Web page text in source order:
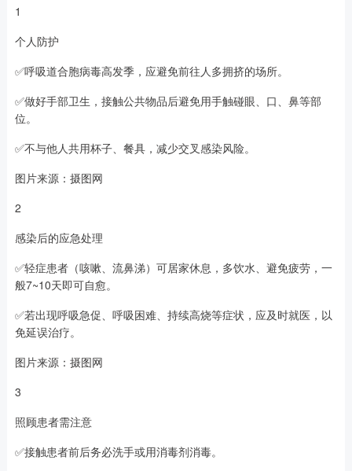
1
个人防护
✅呼吸道合胞病毒高发季，应避免前往人多拥挤的场所。
✅做好手部卫生，接触公共物品后避免用手触碰眼、口、鼻等部
位。
✅不与他人共用杯子、餐具，减少交叉感染风险。
图片来源：摄图网
2
感染后的应急处理
✅轻症患者（咳嗽、流鼻涕）可居家休息，多饮水、避免疲劳，一
般7~10天即可自愈。
✅若出现呼吸急促、呼吸困难、持续高烧等症状，应及时就医，以
免延误治疗。
图片来源：摄图网
3
照顾患者需注意
✅接触患者前后务必洗手或用消毒剂消毒。